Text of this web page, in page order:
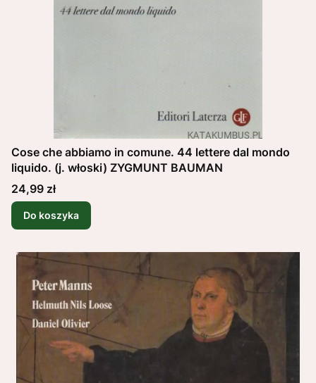
Cose che abbiamo in comune. 44 lettere dal mondo
liquido. (j. włoski) ZYGMUNT BAUMAN
Cena
24,99 zł
Do koszyka